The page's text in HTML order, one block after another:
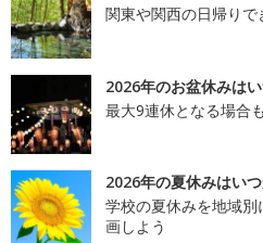
関東や関西の日帰り
2026年のお盆休みは
最大9連休となる場合
2026年の夏休みはい
学校の夏休みを地域
画しよう